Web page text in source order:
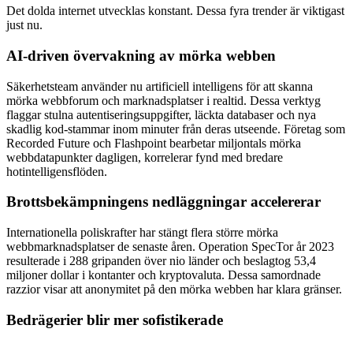
Det dolda internet utvecklas konstant. Dessa fyra trender är viktigast
just nu.
AI-driven övervakning av mörka webben
Säkerhetsteam använder nu artificiell intelligens för att skanna
mörka webbforum och marknadsplatser i realtid. Dessa verktyg
flaggar stulna autentiseringsuppgifter, läckta databaser och nya
skadlig kod-stammar inom minuter från deras utseende. Företag som
Recorded Future och Flashpoint bearbetar miljontals mörka
webbdatapunkter dagligen, korrelerar fynd med bredare
hotintelligensflöden.
Brottsbekämpningens nedläggningar accelererar
Internationella poliskrafter har stängt flera större mörka
webbmarknadsplatser de senaste åren. Operation SpecTor år 2023
resulterade i 288 gripanden över nio länder och beslagtog 53,4
miljoner dollar i kontanter och kryptovaluta. Dessa samordnade
razzior visar att anonymitet på den mörka webben har klara gränser.
Bedrägerier blir mer sofistikerade